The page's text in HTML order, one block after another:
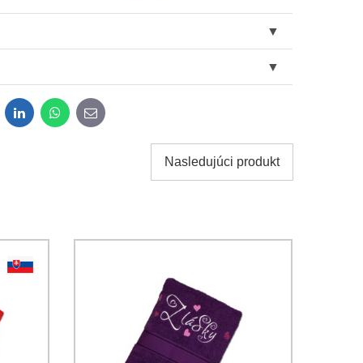
Ochrany osobných údajovspoločnosti Bomba s.r.o.
LinkedInWhatsApp
E-
mail
Nasledujúci produkt